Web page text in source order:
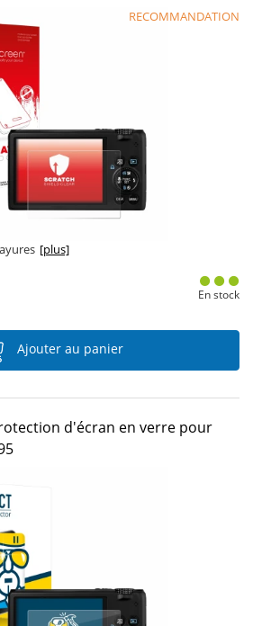
RECOMMANDATION
[plus]
En stock
Ajouter au panier
d'écran en verre pour